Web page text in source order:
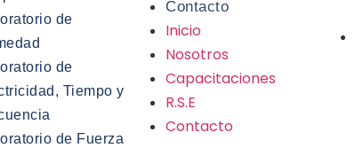
de
de
Tiempo y
de Fuerza
Contacto
Inicio
Nosotros
Capacitaciones
R.S.E
Contacto